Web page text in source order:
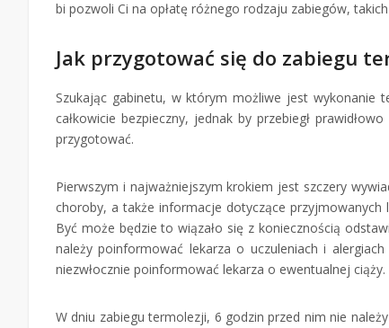
bi pozwoli Ci na opłatę różnego rodzaju zabiegów,
Jak przygotować się do zabiegu
Szukając gabinetu, w którym możliwe jest wykonanie
całkowicie bezpieczny, jednak by przebiegł
przygotować.
Pierwszym i najważniejszym krokiem jest szczery
choroby, a także informacje dotyczące
Być może będzie to wiązało się z koniecznością
należy poinformować lekarza o uczuleniach i
niezwłocznie poinformować lekarza o ewentualnej ciąży.
W dniu zabiegu termolezji, 6 godzin przed nim nie